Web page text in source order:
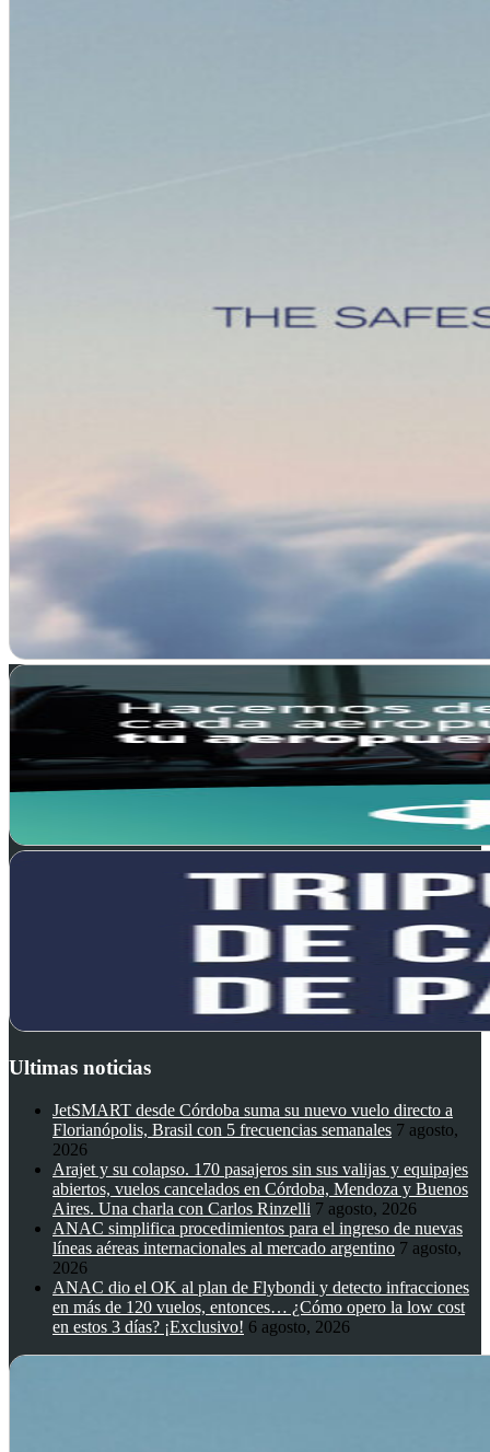
Ultimas noticias
JetSMART desde Córdoba suma su nuevo vuelo directo a
Florianópolis, Brasil con 5 frecuencias semanales 7 agosto,
2026
Arajet y su colapso. 170 pasajeros sin sus valijas y equipajes
abiertos, vuelos cancelados en Córdoba, Mendoza y Buenos
Aires. Una charla con Carlos Rinzelli 7 agosto, 2026
ANAC simplifica procedimientos para el ingreso de nuevas
líneas aéreas internacionales al mercado argentino 7 agosto,
2026
ANAC dio el OK al plan de Flybondi y detecto infracciones
en más de 120 vuelos, entonces… ¿Cómo opero la low cost
en estos 3 días? ¡Exclusivo! 6 agosto, 2026